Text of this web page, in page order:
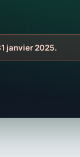
janvier 2025.